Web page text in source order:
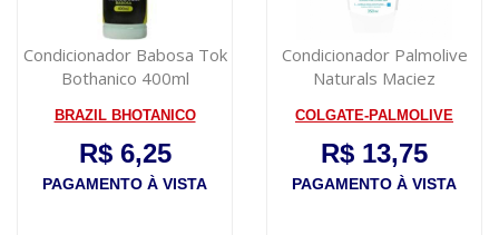
Condicionador Babosa Tok
Bothanico 400ml
BRAZIL BHOTANICO
R$ 6,25
PAGAMENTO À VISTA
Condicionador Palmolive
Naturals Maciez
COLGATE-PALMOLIVE
R$ 13,75
PAGAMENTO À VISTA